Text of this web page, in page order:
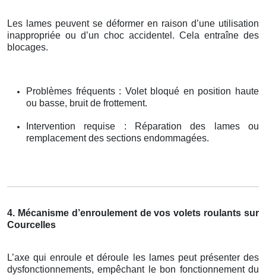
Les lames peuvent se déformer en raison d’une utilisation
inappropriée ou d’un choc accidentel. Cela entraîne des
blocages.
Problèmes fréquents : Volet bloqué en position haute
ou basse, bruit de frottement.
Intervention requise : Réparation des lames ou
remplacement des sections endommagées.
4. Mécanisme d’enroulement de vos volets roulants sur
Courcelles
L’axe qui enroule et déroule les lames peut présenter des
dysfonctionnements, empêchant le bon fonctionnement du